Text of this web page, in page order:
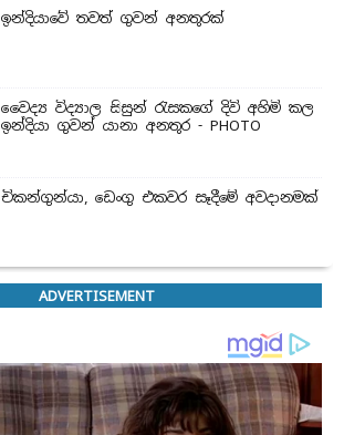
ඉන්දියාවේ තවත් ගුවන් අනතුරක්
වෛද්‍ය විද්‍යාල සිසුන් ‍රැසකගේ දිවි අහිමි කල
ඉන්දියා ගුවන් යානා අනතුර - PHOTO
චිකන්ගුන්යා, ඩෙංගු එකවර සෑදීමේ අවදානමක්
ADVERTISEMENT